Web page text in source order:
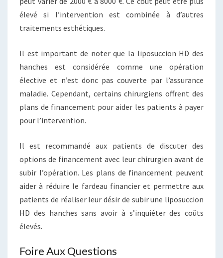
élevé si l’intervention est combinée à d’autres
traitements esthétiques.
Il est important de noter que la liposuccion HD des
hanches est considérée comme une opération
élective et n’est donc pas couverte par l’assurance
maladie. Cependant, certains chirurgiens offrent des
plans de financement pour aider les patients à payer
pour l’intervention.
Il est recommandé aux patients de discuter des
options de financement avec leur chirurgien avant de
subir l’opération. Les plans de financement peuvent
aider à réduire le fardeau financier et permettre aux
patients de réaliser leur désir de subir une liposuccion
HD des hanches sans avoir à s’inquiéter des coûts
élevés.
Foire Aux Questions